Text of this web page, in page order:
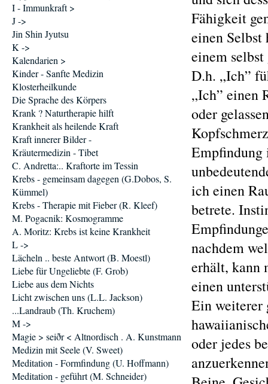
Fähigkeit
einen
einem
D.h. „Ich”
„Ich” einen
oder
Empfindung
ich einen
betrete.
nachdem
erhält, kann
einen
Ein weiterer
oder jedes
I - Immunkraft >
J ->
Jin Shin Jyutsu
K ->
Kalendarien >
Kinder - Sanfte Medizin
Klosterheilkunde
Die Sprache des Körpers
Krank ? Naturtherapie hilft
Krankheit als heilende Kraft
Kraft innerer Bilder -
Kräutermedizin - Tibet
C. Andretta:.. Kraftorte im Tessin
Krebs - gemeinsam dagegen (G.Dobos, S.
Kümmel)
Krebs - Therapie mit Fieber (R. Kleef)
M. Pogacnik: Kosmogramme
A. Moritz: Krebs ist keine Krankheit
L ->
Lächeln .. beste Antwort (B. Moestl)
Liebe für Ungeliebte (F. Grob)
Liebe aus dem Nichts
Licht zwischen uns (L.L. Jackson)
...Landraub (Th. Kruchem)
M ->
Magie > seiðr < Altnordisch . A. Kunstmann
Medizin mit Seele (V. Sweet)
Meditation - Formfindung (U. Hoffmann)
Meditation - geführt (M. Schneider)